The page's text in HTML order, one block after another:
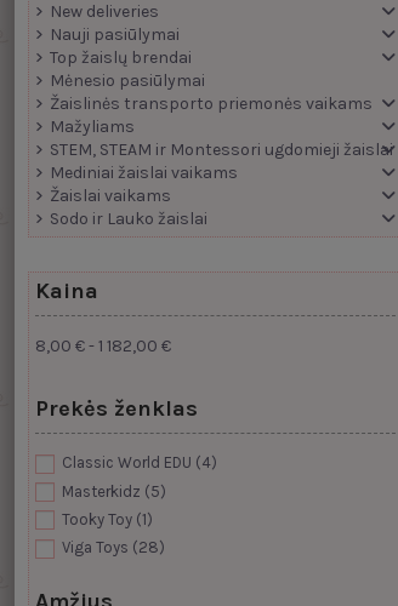
New deliveries
Nauji pasiūlymai
Top žaislų brendai
Mėnesio pasiūlymai
Žaislinės transporto priemonės vaikams
Mažyliams
STEM, STEAM ir Montessori ugdomieji žaislai
Mediniai žaislai vaikams
Žaislai vaikams
Sodo ir Lauko žaislai
Kaina
8,00 € - 1 182,00 €
Prekės ženklas
Classic World EDU (4)
Masterkidz (5)
Tooky Toy (1)
Viga Toys (28)